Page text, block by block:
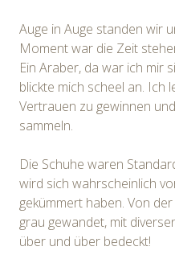
Auge in Auge standen wir
Moment war die Zeit
Ein Araber, da war ich mir
blickte mich scheel an. Ich
Vertrauen zu gewinnen
sammeln.
Die Schuhe waren
wird sich wahrscheinlich
gekümmert haben. Von
grau gewandet, mit
über und über bedeckt!